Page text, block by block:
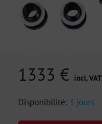
1333 € incl. VAT
Disponibilité: 3 jours